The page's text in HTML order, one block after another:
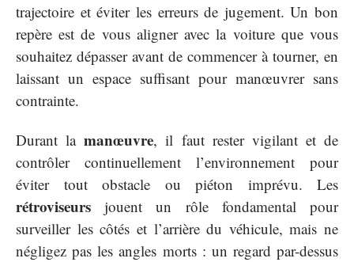
trajectoire et éviter les erreurs de jugement. Un bon
repère est de vous aligner avec la voiture que vous
souhaitez dépasser avant de commencer à tourner, en
laissant un espace suffisant pour manœuvrer sans
contrainte.
Durant lamanœuvre, il faut rester vigilant et de
contrôler continuellement l’environnement pour
éviter tout obstacle ou piéton imprévu. Les
rétroviseurs jouent un rôle fondamental pour
surveiller les côtés et l’arrière du véhicule, mais ne
négligez pas les angles morts : un regard par-dessus